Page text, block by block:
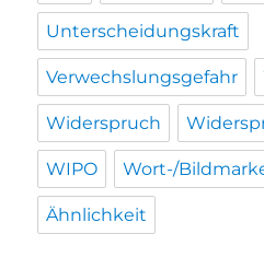
Unterscheidungskraft
Verwechslungsgefahr
Widerspruch
WIPO Wort-/
Ähnlichkeit